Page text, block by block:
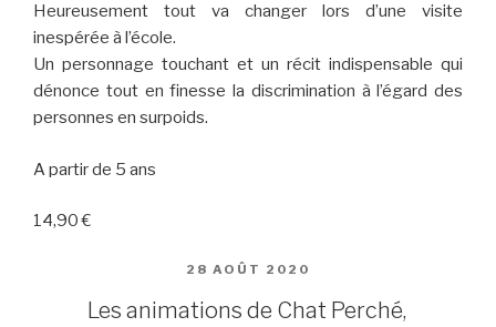
Heureusement tout va changer lors d’une visite
inespérée à l’école.
Un personnage touchant et un récit indispensable qui
dénonce tout en finesse la discrimination à l’égard des
personnes en surpoids.
A partir de 5 ans
14,90 €
PUBLIÉ
28 AOÛT 2020
Les animations de Chat Perché,